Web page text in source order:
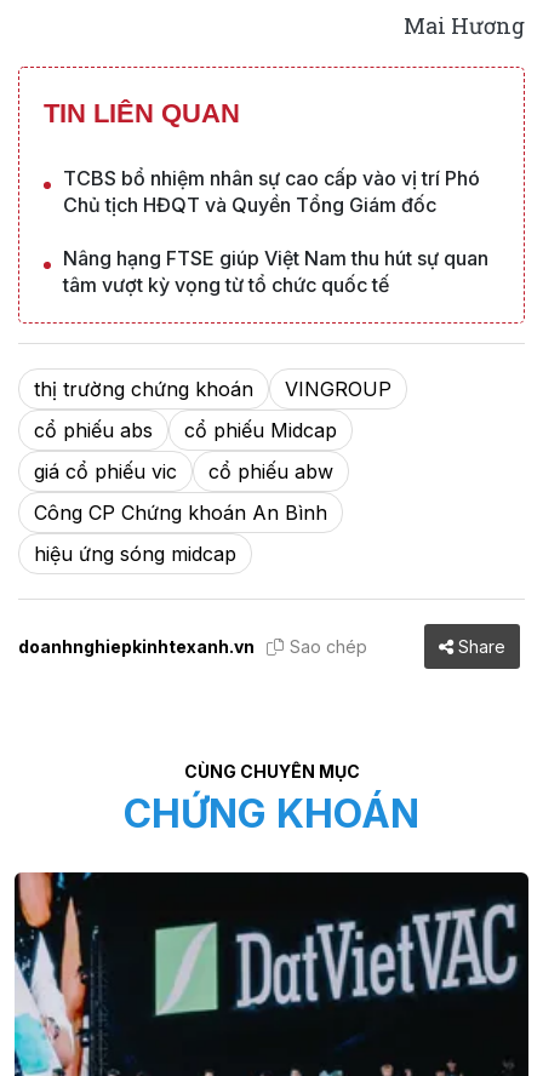
Mai Hương
TIN LIÊN QUAN
TCBS bổ nhiệm nhân sự cao cấp vào vị trí Phó
Chủ tịch HĐQT và Quyền Tổng Giám đốc
Nâng hạng FTSE giúp Việt Nam thu hút sự quan
tâm vượt kỳ vọng từ tổ chức quốc tế
thị trường chứng khoán
VINGROUP
cổ phiếu abs
cổ phiếu Midcap
giá cổ phiếu vic
cổ phiếu abw
Công CP Chứng khoán An Bình
hiệu ứng sóng midcap
doanhnghiepkinhtexanh.vn Sao chép Share
CÙNG CHUYÊN MỤC
CHỨNG KHOÁN